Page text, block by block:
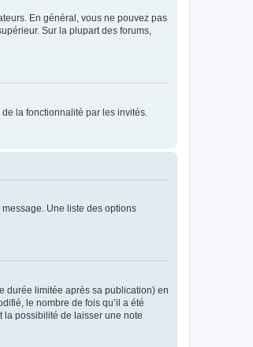
En général, vous ne pouvez pas
Sur la plupart des forums,
la fonctionnalité par les invités.
Une liste des options
durée limitée après sa publication) en
le nombre de fois qu’il a été
la possibilité de laisser une note